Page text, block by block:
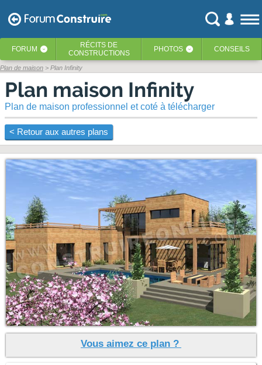
FORUM ‹ RÉCITS DE
CONSTRUCTIONS
PHOTOS ‹ CONSEILS
Plan de maison > Plan Infinity
Plan maison Infinity
Plan de maison professionnel et coté à télécharger
< Retour aux autres plans
Vous aimez ce plan ?